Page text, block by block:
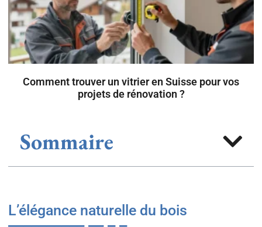
Comment trouver un vitrier en Suisse pour vos
projets de rénovation ?
Sommaire
L’élégance naturelle du bois